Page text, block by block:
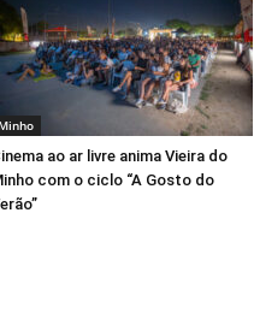
Minho
ao ar livre anima Vieira do
com o ciclo “A Gosto do